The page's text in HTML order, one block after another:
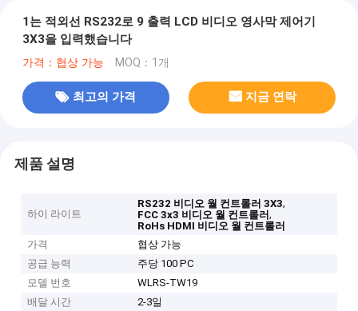
1는 적외선 RS232로 9 출력 LCD 비디오 영사막 제어기
3X3을 입력했습니다
가격：협상 가능 MOQ：1개
최고의 가격 지금 연락
제품 설명
하이 라이트
RS232 비디오 월 컨트롤러 3X3,
FCC 3x3 비디오 월 컨트롤러,
RoHs HDMI 비디오 월 컨트롤러
가격
협상 가능
공급 능력
주당 100 PC
모델 번호
WLRS-TW19
배달 시간
2-3일